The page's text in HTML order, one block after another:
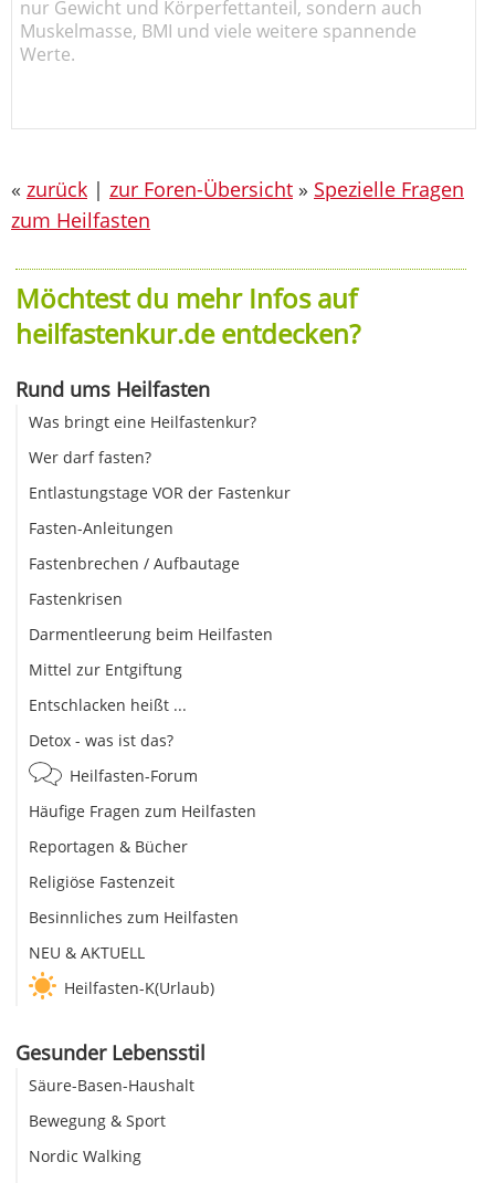
nur Gewicht und Körperfettanteil, sondern auch
Muskelmasse, BMI und viele weitere spannende
Werte.
« zurück | zur Foren-Übersicht » Spezielle Fragen
zum Heilfasten
Möchtest du mehr Infos auf
heilfastenkur.de entdecken?
Rund ums Heilfasten
Was bringt eine Heilfastenkur?
Wer darf fasten?
Entlastungstage VOR der Fastenkur
Fasten-Anleitungen
Fastenbrechen / Aufbautage
Fastenkrisen
Darmentleerung beim Heilfasten
Mittel zur Entgiftung
Entschlacken heißt ...
Detox - was ist das?
Heilfasten-Forum
Häufige Fragen zum Heilfasten
Reportagen & Bücher
Religiöse Fastenzeit
Besinnliches zum Heilfasten
NEU & AKTUELL
Heilfasten-K(Urlaub)
Gesunder Lebensstil
Säure-Basen-Haushalt
Bewegung & Sport
Nordic Walking